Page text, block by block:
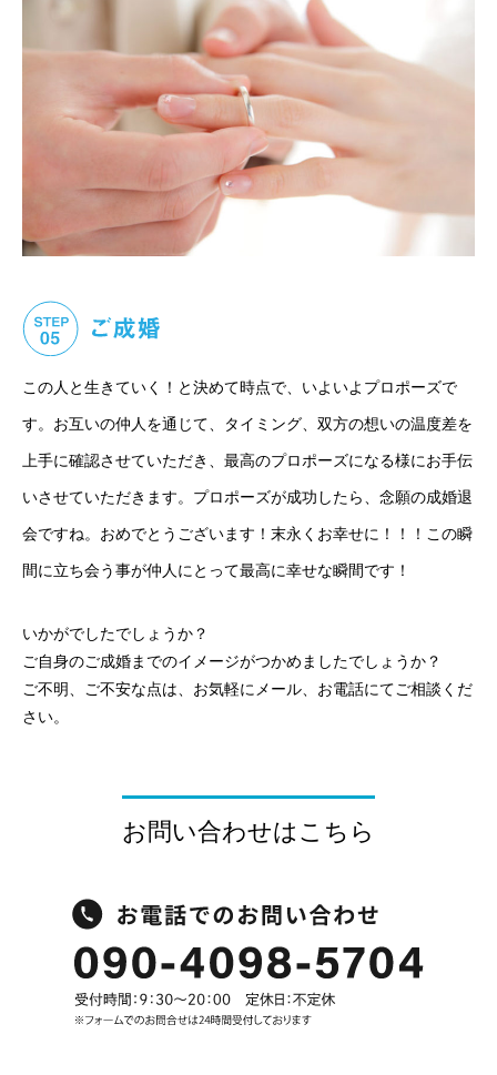
この人と生きていく！と決めて時点で、いよいよプロポーズで
す。お互いの仲人を通じて、タイミング、双方の想いの温度差を
上手に確認させていただき、最高のプロポーズになる様にお手伝
いさせていただきます。プロポーズが成功したら、念願の成婚退
会ですね。おめでとうございます！末永くお幸せに！！！この瞬
間に立ち会う事が仲人にとって最高に幸せな瞬間です！
いかがでしたでしょうか？
ご自身のご成婚までのイメージがつかめましたでしょうか？
ご不明、ご不安な点は、お気軽にメール、お電話にてご相談くだ
さい。
お問い合わせはこちら